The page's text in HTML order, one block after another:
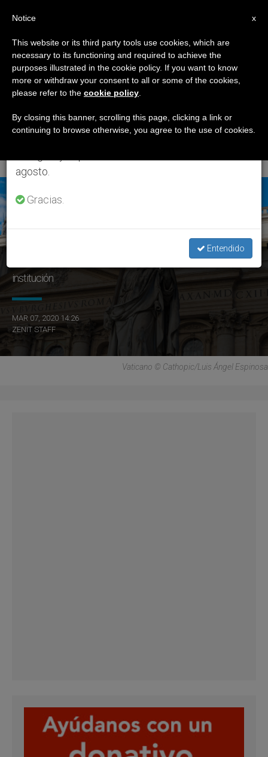
ETIQUETA
Posts Tagged
‘Dirección General De
Personal’
ÚLTIMAS NOTICIAS
institución
MAR 07, 2020 14:26
ZENIT STAFF
Vaticano © Cathopic/Luis Ángel Espinosa
×
Aviso importante
Del 27 de julio al 7 de agosto haremos la pausa
anual, aprovechando que en el periodo de verano
se generan menos informaciones y también el
agosto.
Gracias.
Entendido
x
Notice
This website or its third party tools use cookies, which are
necessary to its functioning and required to achieve the
purposes illustrated in the cookie policy. If you want to know
more or withdraw your consent to all or some of the cookies,
please refer to the cookie policy
By closing this banner, scrolling this page, clicking a link or
continuing to browse otherwise, you agree to the use of cookies.